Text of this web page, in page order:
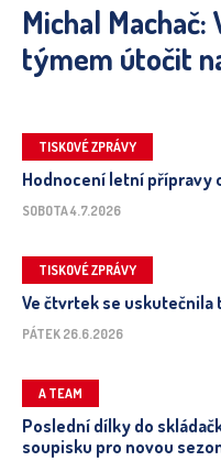
Michal Machač:
týmem útočit
TISKOVÉ ZPRÁVY
Hodnocení letní přípravy
SOBOTA 4.7.2026
TISKOVÉ ZPRÁVY
Ve čtvrtek se uskutečnila
PÁTEK 26.6.2026
A TEAM
Poslední dílky do
soupisku pro novou